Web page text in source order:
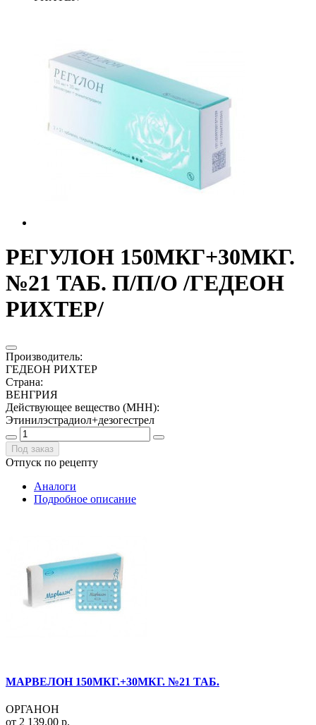
РЕГУЛОН 150МКГ+30МКГ.
№21 ТАБ. П/П/О /ГЕДЕОН
РИХТЕР/
Производитель:
ГЕДЕОН РИХТЕР
Страна:
ВЕНГРИЯ
Действующее вещество (МНН):
Этинилэстрадиол+дезогестрел
Под заказ
Отпуск по рецепту
Аналоги
Подробное описание
МАРВЕЛОН 150МКГ.+30МКГ. №21 ТАБ.
ОРГАНОН
от 2 139.00 р.